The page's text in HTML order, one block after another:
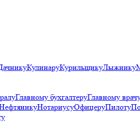
КулинаруКурильщикуЛыжнику
Главному бухгалтеруГлавному
НотариусуОфицеруПилоту